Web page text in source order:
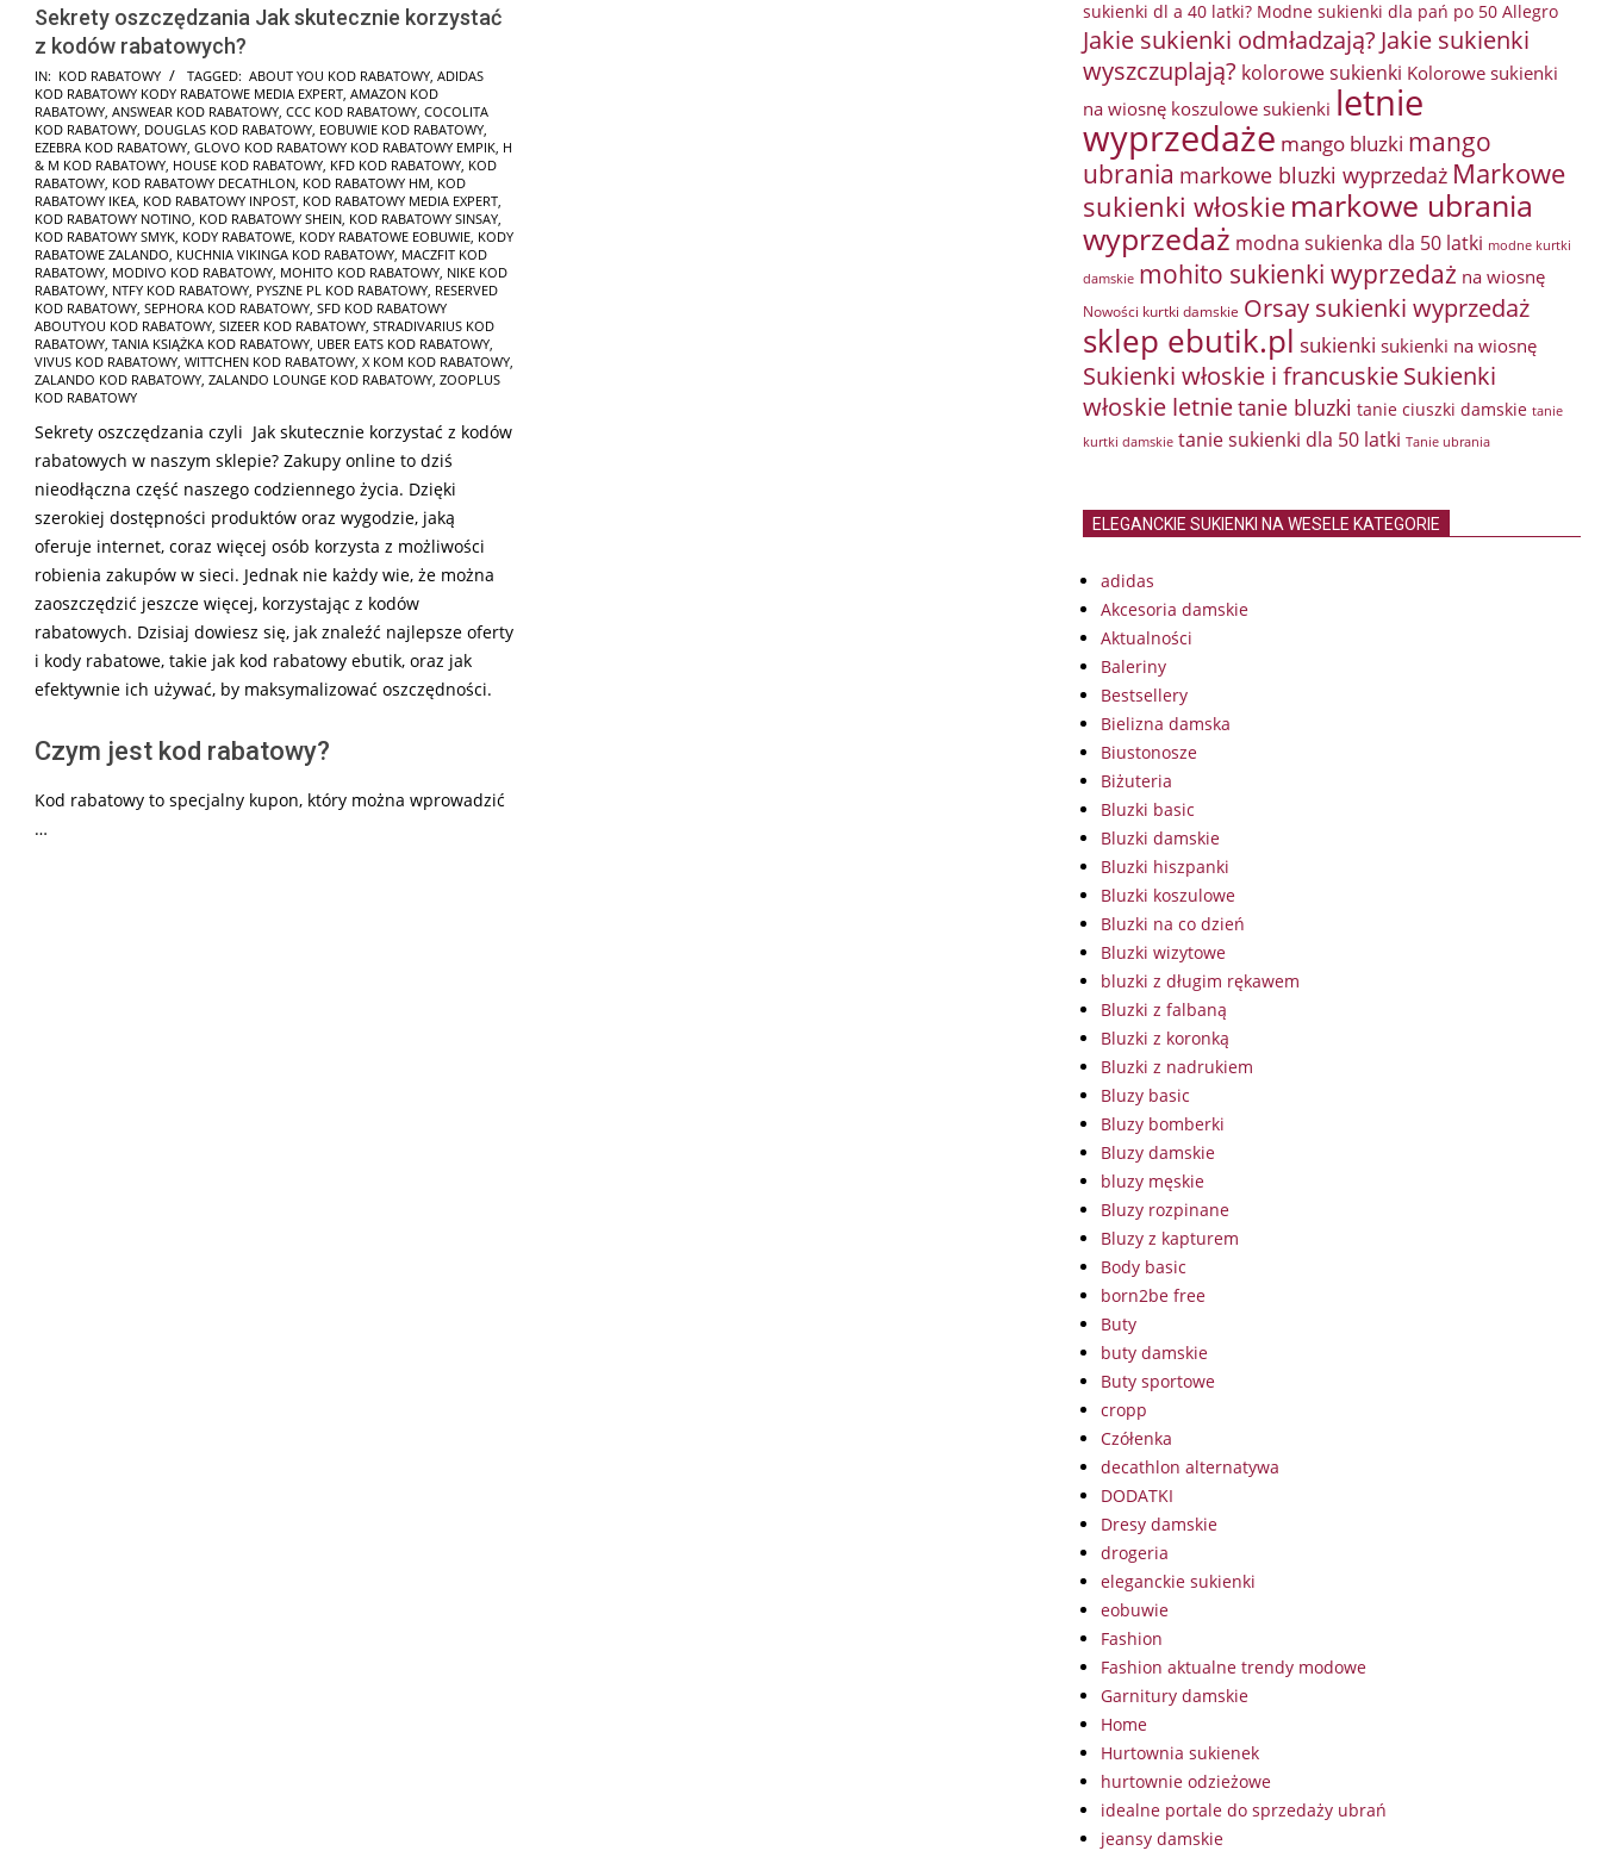
Sekrety oszczędzania Jak skutecznie korzystać
z kodów rabatowych?
2025-
01-
24
IN: KOD RABATOWY TAGGED: ABOUT YOU KOD RABATOWY ADIDAS
KOD RABATOWY KODY RABATOWE MEDIA EXPERT AMAZON KOD
RABATOWY ANSWEAR KOD RABATOWY CCC KOD RABATOWY COCOLITA
KOD RABATOWY DOUGLAS KOD RABATOWY EOBUWIE KOD RABATOWY
EZEBRA KOD RABATOWY GLOVO KOD RABATOWY KOD RABATOWY EMPIK H
& M KOD RABATOWY HOUSE KOD RABATOWY KFD KOD RABATOWY KOD
RABATOWY KOD RABATOWY DECATHLON KOD RABATOWY HM KOD
RABATOWY IKEA KOD RABATOWY INPOST KOD RABATOWY MEDIA EXPERT
KOD RABATOWY NOTINO KOD RABATOWY SHEIN KOD RABATOWY SINSAY
KOD RABATOWY SMYK KODY RABATOWE KODY RABATOWE EOBUWIE KODY
RABATOWE ZALANDO KUCHNIA VIKINGA KOD RABATOWY MACZFIT KOD
RABATOWY MODIVO KOD RABATOWY MOHITO KOD RABATOWY NIKE KOD
RABATOWY NTFY KOD RABATOWY PYSZNE PL KOD RABATOWY RESERVED
KOD RABATOWY SEPHORA KOD RABATOWY SFD KOD RABATOWY
ABOUTYOU KOD RABATOWY SIZEER KOD RABATOWY STRADIVARIUS KOD
RABATOWY TANIA KSIĄŻKA KOD RABATOWY UBER EATS KOD RABATOWY
VIVUS KOD RABATOWY WITTCHEN KOD RABATOWY X KOM KOD RABATOWY
ZALANDO KOD RABATOWY ZALANDO LOUNGE KOD RABATOWY ZOOPLUS
KOD RABATOWY
Sekrety oszczędzania czyli Jak skutecznie korzystać z kodów
rabatowych w naszym sklepie? Zakupy online to dziś
nieodłączna część naszego codziennego życia. Dzięki
szerokiej dostępności produktów oraz wygodzie, jaką
oferuje internet, coraz więcej osób korzysta z możliwości
robienia zakupów w sieci. Jednak nie każdy wie, że można
zaoszczędzić jeszcze więcej, korzystając z kodów
rabatowych. Dzisiaj dowiesz się, jak znaleźć najlepsze oferty
i kody rabatowe, takie jak kod rabatowy ebutik, oraz jak
efektywnie ich używać, by maksymalizować oszczędności.
Czym jest kod rabatowy?
Kod rabatowy to specjalny kupon, który można wprowadzić
…
sukienki dl a 40 latki? Modne sukienki dla pań po 50 Allegro
Jakie sukienki odmładzają? Jakie sukienki
wyszczuplają? kolorowe sukienki Kolorowe sukienki
na wiosnę koszulowe sukienki letnie
wyprzedaże mango bluzki mango
ubrania markowe bluzki wyprzedaż Markowe
sukienki włoskie markowe ubrania
wyprzedaż modna sukienka dla 50 latki modne kurtki
damskie mohito sukienki wyprzedaż na wiosnę
Nowości kurtki damskie Orsay sukienki wyprzedaż
sklep ebutik.pl sukienki sukienki na wiosnę
Sukienki włoskie i francuskieSukienki
włoskie letnietanie bluzki tanie ciuszki damskie tanie
kurtki damskie tanie sukienki dla 50 latki Tanie ubrania
ELEGANCKIE SUKIENKI NA WESELE KATEGORIE
adidas
Akcesoria damskie
Aktualności
Baleriny
Bestsellery
Bielizna damska
Biustonosze
Biżuteria
Bluzki basic
Bluzki damskie
Bluzki hiszpanki
Bluzki koszulowe
Bluzki na co dzień
Bluzki wizytowe
bluzki z długim rękawem
Bluzki z falbaną
Bluzki z koronką
Bluzki z nadrukiem
Bluzy basic
Bluzy bomberki
Bluzy damskie
bluzy męskie
Bluzy rozpinane
Bluzy z kapturem
Body basic
born2be free
Buty
buty damskie
Buty sportowe
cropp
Czółenka
decathlon alternatywa
DODATKI
Dresy damskie
drogeria
eleganckie sukienki
eobuwie
Fashion
Fashion aktualne trendy modowe
Garnitury damskie
Home
Hurtownia sukienek
hurtownie odzieżowe
idealne portale do sprzedaży ubrań
jeansy damskie